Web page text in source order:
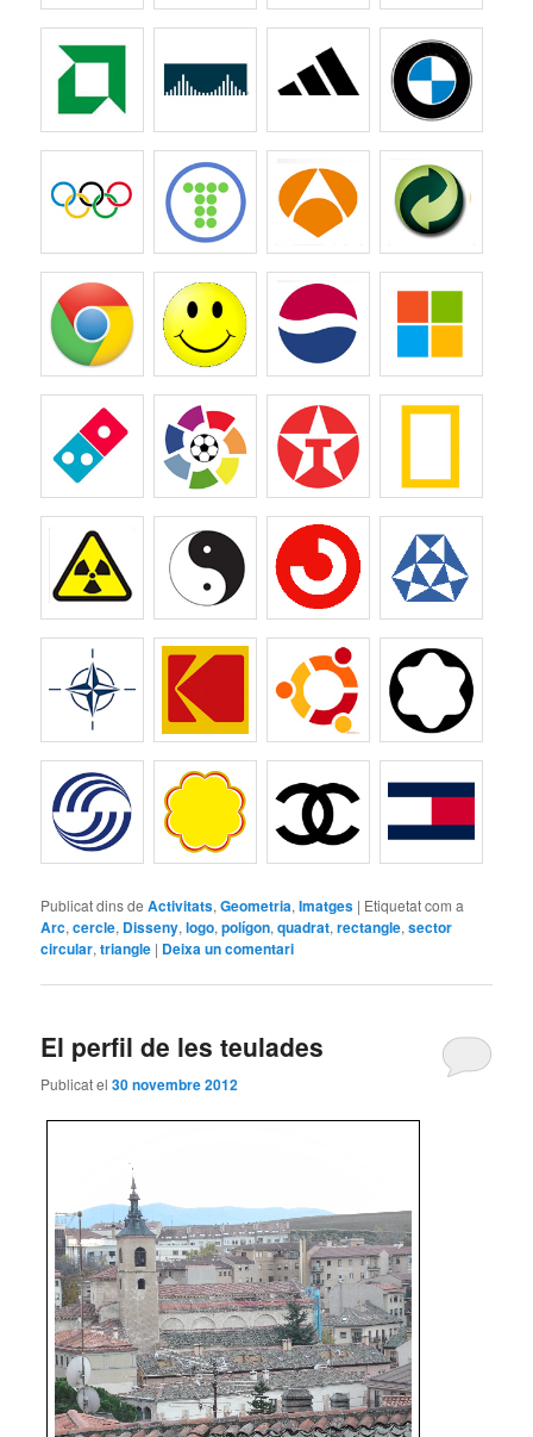
Publicat dins de Activitats,Geometria,Imatges | Etiquetat com a
Arc,cercle, Disseny,logo,polígon,quadrat,rectangle,sector
circular,triangle | Deixa un comentari
El perfil de les teulades
Publicat el30 novembre 2012